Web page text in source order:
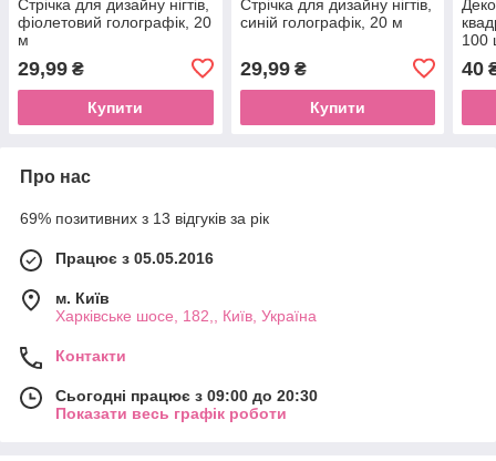
Стрічка для дизайну нігтів,
фіолетовий голографік, 20
м
29,99 ₴
Купити
Стрічка для дизайну нігтів,
синій голографік, 20 м
29,99₴
Купити
100
40
Про нас
69% позитивних з 13 відгуків за рік
Працює з 05.05.2016
м. Київ
Харківське шосе, 182,, Київ, Україна
Контакти
Сьогодні працює з 09:00 до 20:30
Показати весь графік роботи